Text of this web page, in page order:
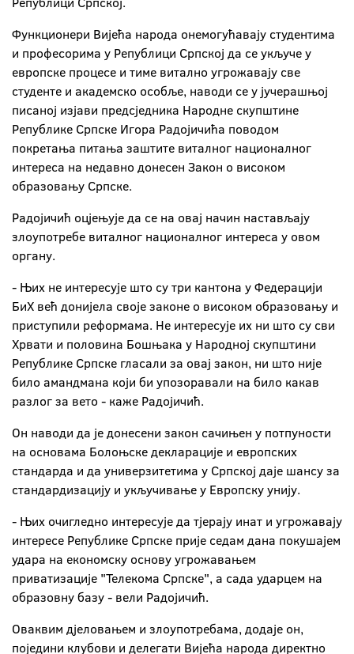
Функционери Вијећа народа онемогућавају студентима
и професорима у Републици Српској да се укључе у
европске процесе и тиме витално угрожавају све
студенте и академско особље, наводи се у јучерашњој
писаној изјави предсједника Народне скупштине
Републике Српске Игора Радојичића поводом
покретања питања заштите виталног националног
интереса на недавно донесен Закон о високом
образовању Српске.
Радојичић оцјењује да се на овај начин настављају
злоупотребе виталног националног интереса у овом
органу.
- Њих не интересује што су три кантона у Федерацији
БиХ већ донијела своје законе о високом образовању и
приступили реформама. Не интересује их ни што су сви
Хрвати и половина Бошњака у Народној скупштини
Републике Српске гласали за овај закон, ни што није
било амандмана који би упозоравали на било какав
разлог за вето - каже Радојичић.
Он наводи да је донесени закон сачињен у потпуности
на основама Болоњске декларације и европских
стандарда и да универзитетима у Српској даје шансу за
стандардизацију и укључивање у Европску унију.
- Њих очигледно интересује да тјерају инат и угрожавају
интересе Републике Српске прије седам дана покушајем
удара на економску основу угрожавањем
приватизације "Телекома Српске", а сада ударцем на
образовну базу - вели Радојичић.
Оваквим дјеловањем и злоупотребама, додаје он,
поједини клубови и делегати Вијећа народа директно